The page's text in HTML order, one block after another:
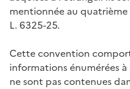
mentionnée au
L. 6325-25.
Cette convention
informations énumérées
ne sont pas contenues